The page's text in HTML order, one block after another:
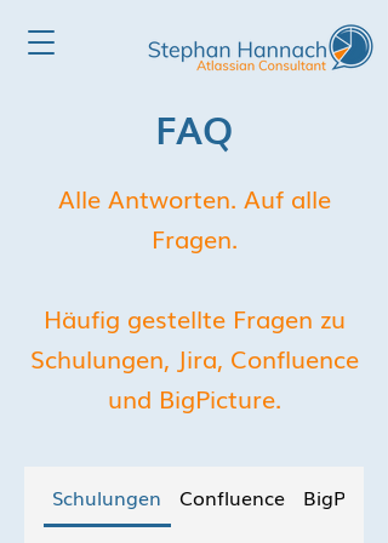
FAQ
Alle Antworten. Auf alle
Fragen.
Häufig gestellte Fragen zu
Schulungen, Jira, Confluence
und BigPicture.
Schulungen Confluence BigPicture